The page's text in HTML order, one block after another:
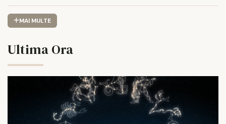
MAI MULTE
Ultima Ora